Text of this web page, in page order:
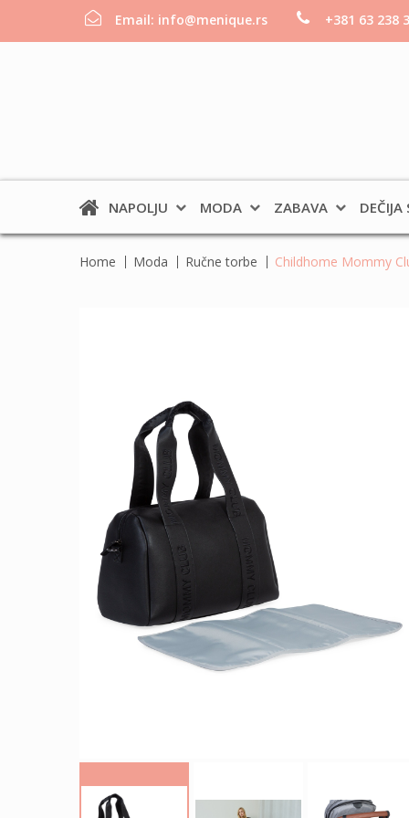
Email: info@menique.rs +381 63 238
NAPOLJU MODA ZABAVA DEČIJA
Home Moda Ručne torbe Childhome Mommy